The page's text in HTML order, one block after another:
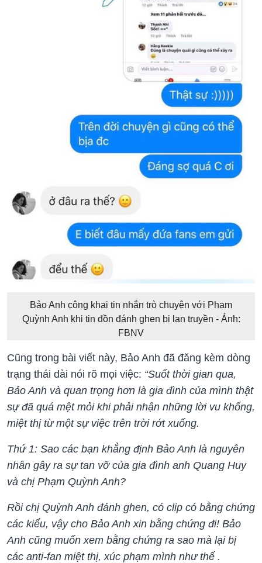
Bảo Anh công khai tin nhắn trò chuyện với Phạm
Quỳnh Anh khi tin đồn đánh ghen bị lan truyền - Ảnh:
FBNV
Cũng trong bài viết này, Bảo Anh đã đăng kèm dòng
trạng thái dài nói rõ mọi việc: “Suốt thời gian qua,
Bảo Anh và quan trọng hơn là gia đình của mình thật
sự đã quá mệt mỏi khi phải nhận những lời vu khống,
miệt thị từ một sự việc trên trời rớt xuống.
Thứ 1: Sao các bạn khẳng định Bảo Anh là nguyên
nhân gây ra sự tan vỡ của gia đình anh Quang Huy
và chị Phạm Quỳnh Anh?
Rồi chị Quỳnh Anh đánh ghen, có clip có bằng chứng
các kiểu, vậy cho Bảo Anh xin bằng chứng đi! Bảo
Anh cũng muốn xem bằng chứng ra sao mà lại bị
các anti-fan miệt thị, xúc phạm mình như thế .